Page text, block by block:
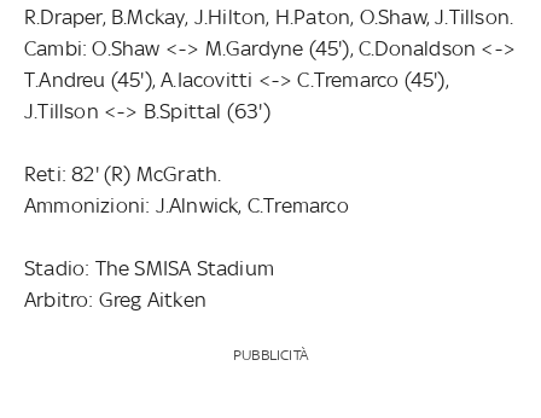
R.Draper, B.Mckay, J.Hilton, H.Paton, O.Shaw, J.Tillson.
Cambi: O.Shaw <-> M.Gardyne (45'), C.Donaldson <->
T.Andreu (45'), A.Iacovitti <-> C.Tremarco (45'),
J.Tillson <-> B.Spittal (63')
Reti: 82' (R) McGrath.
Ammonizioni: J.Alnwick, C.Tremarco
Stadio: The SMISA Stadium
Arbitro: Greg Aitken
PUBBLICITÀ